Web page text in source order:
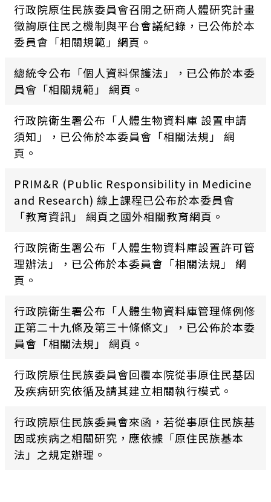
行政院原住民族委員會召開之研商人體研究計畫
徵詢原住民之機制與平台會議紀錄，已公佈於本
委員會「相關規範」網頁。
總統令公布「個人資料保護法」，已公佈於本委
員會「相關規範」 網頁。
行政院衛生署公布「人體生物資料庫 設置申請
須知」，已公佈於本委員會「相關法規」 網
頁。
PRIM&R (Public Responsibility in Medicine
and Research) 線上課程已公布於本委員會
「教育資訊」 網頁之國外相關教育網頁。
行政院衛生署公布「人體生物資料庫設置許可管
理辦法」，已公佈於本委員會「相關法規」 網
頁。
行政院衛生署公布「人體生物資料庫管理條例修
正第二十九條及第三十條條文」，已公佈於本委
員會「相關法規」 網頁。
行政院原住民族委員會回覆本院從事原住民基因
及疾病研究依循及請其建立相關執行模式。
行政院原住民族委員會來函，若從事原住民族基
因或疾病之相關研究，應依據「原住民族基本
法」之規定辦理。